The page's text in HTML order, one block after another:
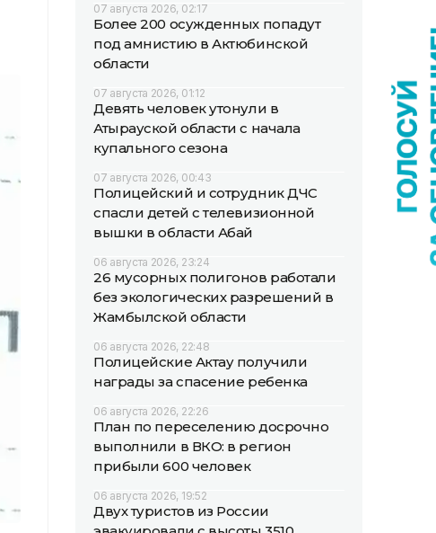
07 августа 2026, 02:17
Более 200 осужденных попадут
под амнистию в Актюбинской
области
07 августа 2026, 01:12
Девять человек утонули в
Атырауской области с начала
купального сезона
07 августа 2026, 00:43
Полицейский и сотрудник ДЧС
спасли детей с телевизионной
вышки в области Абай
06 августа 2026, 23:24
26 мусорных полигонов работали
без экологических разрешений в
Жамбылской области
06 августа 2026, 22:48
Полицейские Актау получили
награды за спасение ребенка
06 августа 2026, 22:26
План по переселению досрочно
выполнили в ВКО: в регион
прибыли 600 человек
06 августа 2026, 19:52
Двух туристов из России